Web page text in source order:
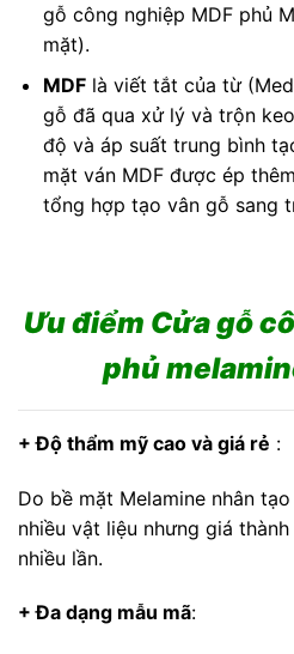
gỗ công nghiệp MDF phủ
mặt).
MDFlà viết tắt của từ
gỗ đã qua xử lý và trộn
độ và áp suất trung bình
mặt ván MDF được ép
tổng hợp tạo vân gỗ sang
Ưu điểm Cửa gỗ
phủ
+ Độ thẩm mỹ cao và giá rẻ :
Do bề mặt Melamine nhân
nhiều vật liệu nhưng giá
nhiều lần.
+ Đa dạng mẫu mã: